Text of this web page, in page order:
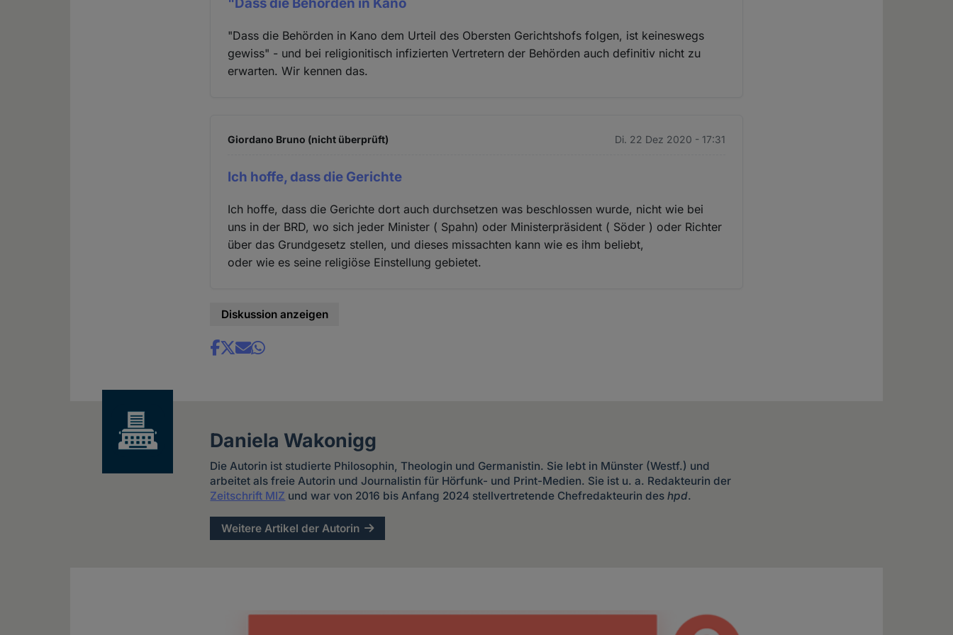
"Dass die Behörden in Kano
"Dass die Behörden in Kano dem Urteil des Obersten Gerichtshofs folgen, ist keineswegs
gewiss" - und bei religionitisch infizierten Vertretern der Behörden auch definitiv nicht zu
erwarten. Wir kennen das.
Giordano Bruno (nicht überprüft) Di. 22 Dez 2020 - 17:31
Ich hoffe, dass die Gerichte
Ich hoffe, dass die Gerichte dort auch durchsetzen was beschlossen wurde, nicht wie bei
uns in der BRD, wo sich jeder Minister ( Spahn) oder Ministerpräsident ( Söder ) oder Richter
über das Grundgesetz stellen, und dieses missachten kann wie es ihm beliebt,
oder wie es seine religiöse Einstellung gebietet.
Diskussion anzeigen
Share
Daniela Wakonigg
Die Autorin ist studierte Philosophin, Theologin und Germanistin. Sie lebt in Münster (Westf.) und
arbeitet als freie Autorin und Journalistin für Hörfunk- und Print-Medien. Sie ist u. a. Redakteurin der
Zeitschrift MIZ und war von 2016 bis Anfang 2024 stellvertretende Chefredakteurin deshpd.
Weitere Artikel der Autorin